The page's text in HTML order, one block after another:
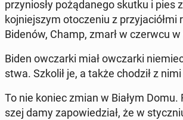
przy­nio­sły po­żą­da­ne­go skutku i pies
koj­niej­szym oto­cze­niu z przy­ja­ciół­mi
Bidenów, Champ, zmarł w czerwcu
Biden owczar­ki miał owczar­ki
stwa. Szkolił je, a także chodził z
To nie koniec zmian w Białym
szej damy za­po­wie­dział, że w